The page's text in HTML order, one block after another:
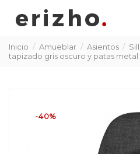
Inicio Amueblar Asientos
tapizado gris oscuro y patas
-40%